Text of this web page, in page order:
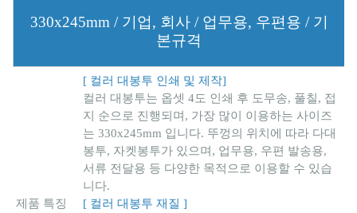
330x245mm / 기업, 회사 / 업무용, 우편용 / 기
본규격
제품 특징
[ 컬러 대봉투 인쇄 및 제작]
컬러 대봉투는 옵셋 4도 인쇄 후 도무송, 풀칠, 접
지 순으로 진행되며, 가장 많이 이용하는 사이즈
는 330x245mm 입니다. 뚜껑의 위치에 따라 다대
봉투, 자켓봉투가 있으며, 업무용, 우편 발송용,
서류 전달용 등 다양한 목적으로 이용할 수 있습
니다.
[ 컬러 대봉투 재질 ]